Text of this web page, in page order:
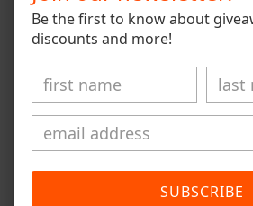
Be the first to know about
discounts and more!
SUBSCRIBE